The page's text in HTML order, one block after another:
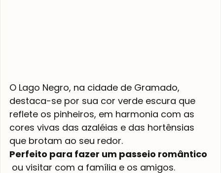
O Lago Negro, na cidade de Gramado,
destaca-se por sua cor verde escura que
reflete os pinheiros, em harmonia com as
cores vivas das azaléias e das hortênsias
que brotam ao seu redor.
Perfeito para fazer um passeio romântico